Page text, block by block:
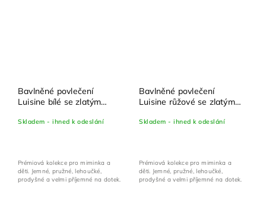
Bavlněné povlečení
Luisine bílé se zlatým
cm + 40x60 cm
Skladem - ihned k odeslání
Prémiová kolekce pro miminka a
děti. Jemné, pružné, lehoučké,
prodyšné a velmi příjemné na dotek.
Bavlněné povlečení
Luisine růžové se zlatým
cm + 40x60 cm
Skladem - ihned k odeslání
Prémiová kolekce pro miminka a
děti. Jemné, pružné, lehoučké,
prodyšné a velmi příjemné na dotek.